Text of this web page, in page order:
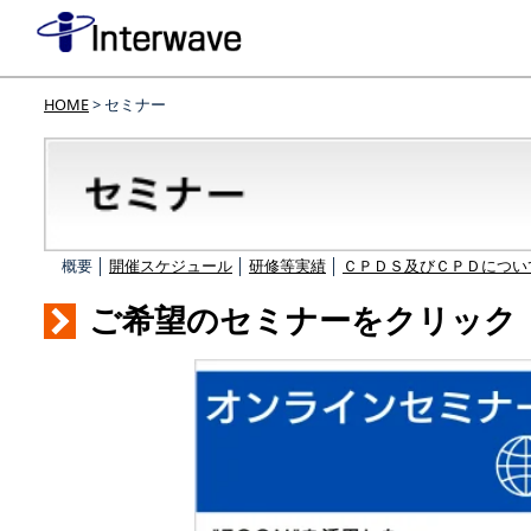
HOME> セミナー
概要 │ 開催スケジュール 研修等実績 ＣＰＤＳ及びＣＰＤにつ
ご希望のセミナーをクリック